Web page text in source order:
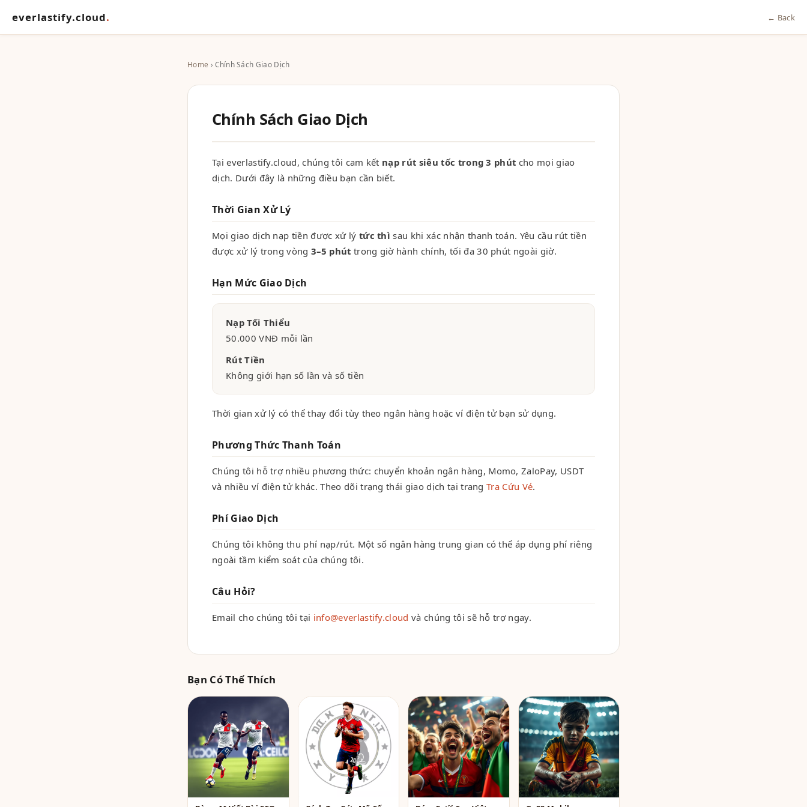
everlastify.cloud. ← Back
Home › Chính Sách Giao Dịch
Chính Sách Giao Dịch
Tại everlastify.cloud, chúng tôi cam kết nạp rút siêu tốc trong 3 phút cho mọi giao
dịch. Dưới đây là những điều bạn cần biết.
Thời Gian Xử Lý
Mọi giao dịch nạp tiền được xử lý tức thì sau khi xác nhận thanh toán. Yêu cầu rút tiền
được xử lý trong vòng3–5 phút trong giờ hành chính, tối đa 30 phút ngoài giờ.
Hạn Mức Giao Dịch
Nạp Tối Thiểu
50.000 VNĐ mỗi lần
Rút Tiền
Không giới hạn số lần và số tiền
Thời gian xử lý có thể thay đổi tùy theo ngân hàng hoặc ví điện tử bạn sử dụng.
Phương Thức Thanh Toán
Chúng tôi hỗ trợ nhiều phương thức: chuyển khoản ngân hàng, Momo, ZaloPay, USDT
và nhiều ví điện tử khác. Theo dõi trạng thái giao dịch tại trangTra Cứu Vé.
Phí Giao Dịch
Chúng tôi không thu phí nạp/rút. Một số ngân hàng trung gian có thể áp dụng phí riêng
ngoài tầm kiểm soát của chúng tôi.
Câu Hỏi?
Email cho chúng tôi tại info@everlastify.cloud và chúng tôi sẽ hỗ trợ ngay.
Bạn Có Thể Thích